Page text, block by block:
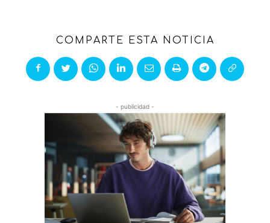
COMPARTE ESTA NOTICIA
- publicidad -